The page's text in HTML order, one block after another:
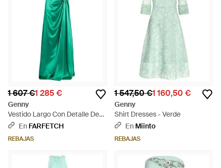
1 607 €1 285 €
Genny
Vestido Largo Con Detalle De
Nudo - Verde
En FARFETCH
REBAJAS
1 547,50 €1 160,50 €
Genny
Shirt Dresses - Verde
En Miinto
REBAJAS